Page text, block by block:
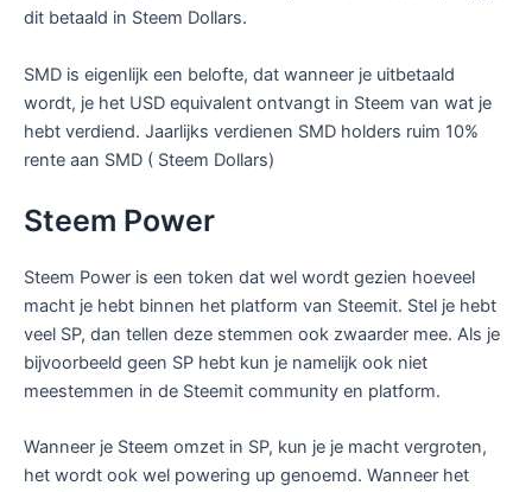
dit betaald in Steem Dollars.
SMD is eigenlijk een belofte, dat wanneer je uitbetaald
wordt, je het USD equivalent ontvangt in Steem van wat je
hebt verdiend. Jaarlijks verdienen SMD holders ruim 10%
rente aan SMD ( Steem Dollars)
Steem Power
Steem Power is een token dat wel wordt gezien hoeveel
macht je hebt binnen het platform van Steemit. Stel je hebt
veel SP, dan tellen deze stemmen ook zwaarder mee. Als je
bijvoorbeeld geen SP hebt kun je namelijk ook niet
meestemmen in de Steemit community en platform.
Wanneer je Steem omzet in SP, kun je je macht vergroten,
het wordt ook wel powering up genoemd. Wanneer het